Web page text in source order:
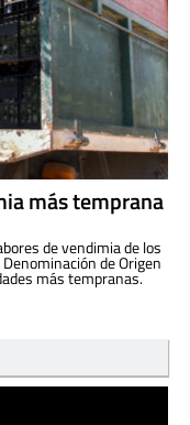
más temprana
de vendimia de los
de Origen
más tempranas.